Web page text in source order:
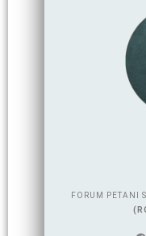
FORUM PETANI